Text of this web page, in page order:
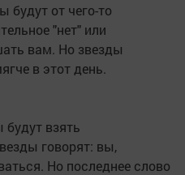
от чего-то
"нет" или
вам. Но звезды
в этот день.
взять
говорят: вы,
Но последнее слово